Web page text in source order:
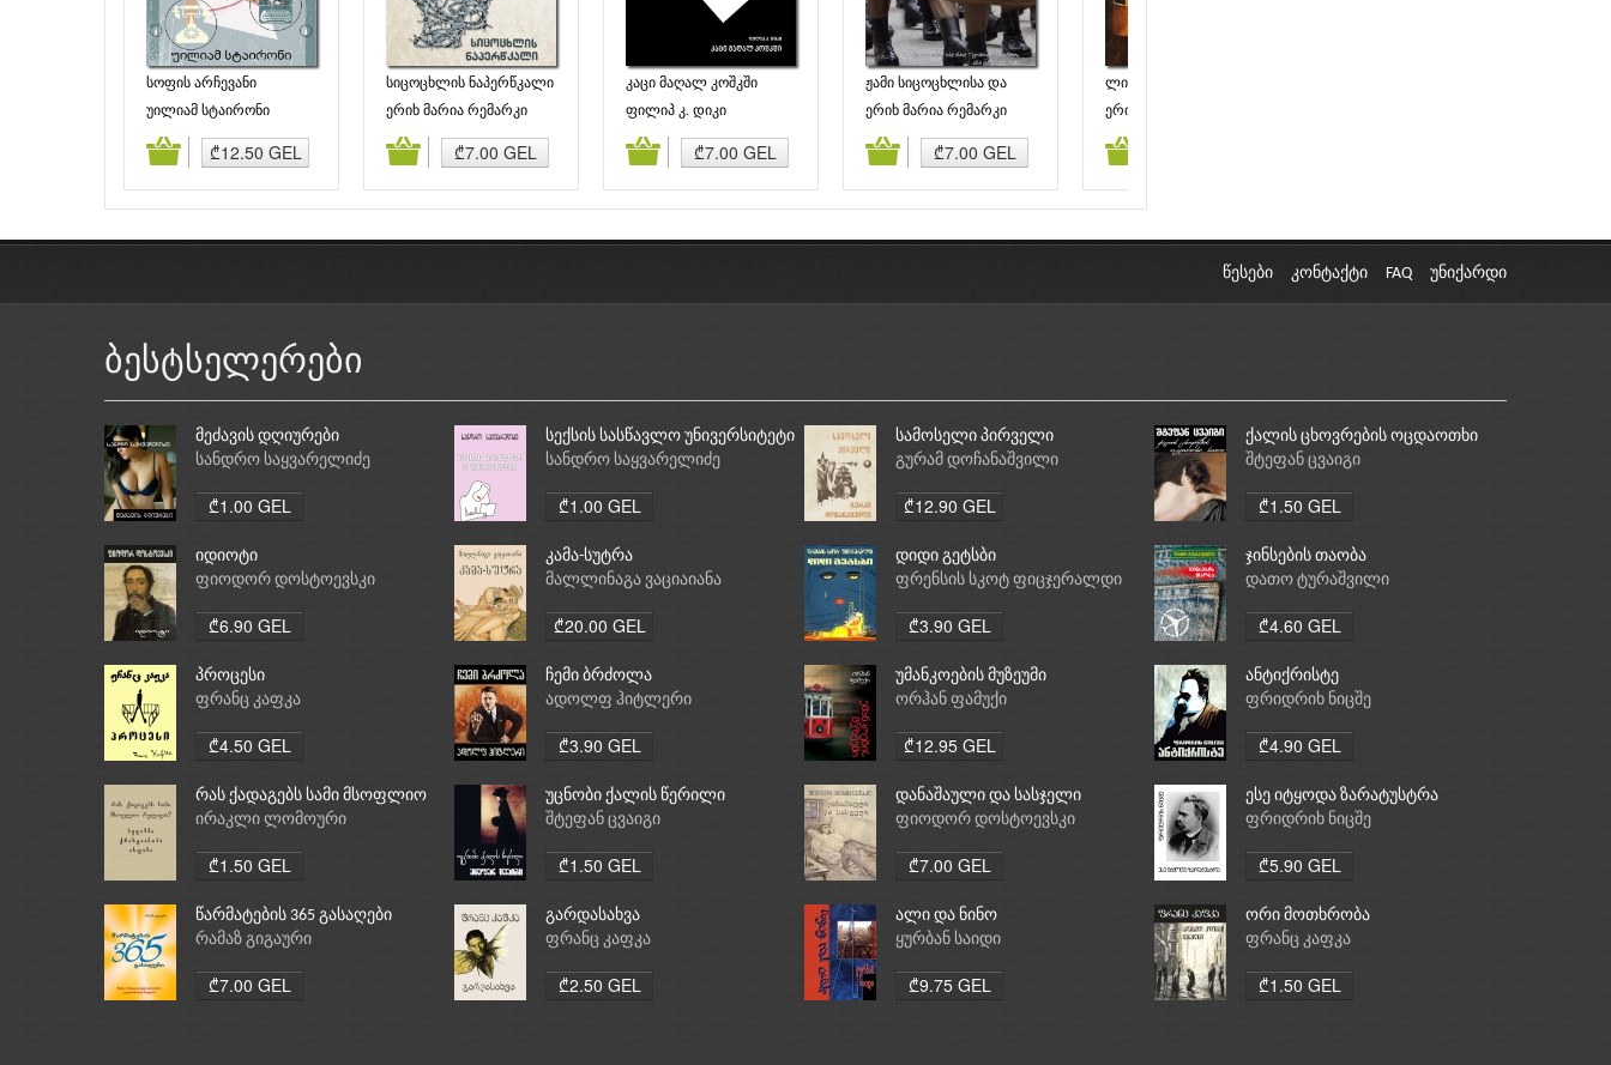
სოფის არჩევანი
უილიამ სტაირონი
₾12.50 GEL
სიცოცხლის ნაპერწკალი
ერიხ მარია რემარკი
₾7.00 GEL
კაცი მაღალ კოშკში
ფილიპ კ. დიკი
₾7.00 GEL
ჟამი სიცოცხლისა და
ჟამი სიკვდილისა
ერიხ მარია რემარკი
₾7.00 GEL
ლისაბონის ღამე
ერიხ მარია რემარკი
კალათაში დამატება კალათაში დამატება კალათაში დამატება კალათაში დამატება კალათაში დამატება
წესები კონტაქტი FAQ უნიქარდი
ბესტსელერები
მეძავის დღიურები
სანდრო საყვარელიძე
₾1.00 GEL
სექსის სასწავლო უნივერსიტეტი
სანდრო საყვარელიძე
₾1.00 GEL
სამოსელი პირველი
გურამ დოჩანაშვილი
₾12.90 GEL
ქალის ცხოვრების ოცდაოთხი
საათი
შტეფან ცვაიგი
₾1.50 GEL
იდიოტი
ფიოდორ დოსტოევსკი
₾6.90 GEL
კამა-სუტრა
მალლინაგა ვაციაიანა
₾20.00 GEL
დიდი გეტსბი
ფრენსის სკოტ ფიცჯერალდი
₾3.90 GEL
ჯინსების თაობა
დათო ტურაშვილი
₾4.60 GEL
პროცესი
ფრანც კაფკა
₾4.50 GEL
ჩემი ბრძოლა
ადოლფ ჰიტლერი
₾3.90 GEL
უმანკოების მუზეუმი
ორჰან ფამუქი
₾12.95 GEL
ანტიქრისტე
ფრიდრიხ ნიცშე
₾4.90 GEL
რას ქადაგებს სამი მსოფლიო
რელიგია: ბუდიზმი,
ირაკლი ლომოური
₾1.50 GEL
უცნობი ქალის წერილი
შტეფან ცვაიგი
₾1.50 GEL
დანაშაული და სასჯელი
ფიოდორ დოსტოევსკი
₾7.00 GEL
ესე იტყოდა ზარატუსტრა
ფრიდრიხ ნიცშე
₾5.90 GEL
წარმატების 365 გასაღები
რამაზ გიგაური
₾7.00 GEL
გარდასახვა
ფრანც კაფკა
₾2.50 GEL
ალი და ნინო
ყურბან საიდი
₾9.75 GEL
ორი მოთხრობა
ფრანც კაფკა
₾1.50 GEL